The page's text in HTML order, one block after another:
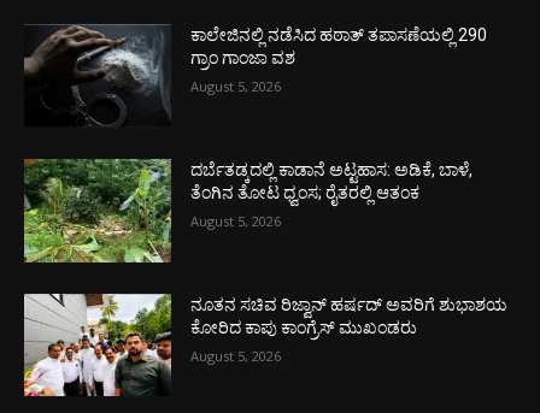
ಕಾಲೇಜಿನಲ್ಲಿ ನಡೆಸಿದ ಹಠಾತ್ ತಪಾಸಣೆಯಲ್ಲಿ 290
ಗ್ರಾಂ ಗಾಂಜಾ ವಶ
August 5, 2026
ದರ್ಬೆತಡ್ಕದಲ್ಲಿ ಕಾಡಾನೆ ಅಟ್ಟಹಾಸ: ಅಡಿಕೆ, ಬಾಳೆ,
ತೆಂಗಿನ ತೋಟ ಧ್ವಂಸ; ರೈತರಲ್ಲಿ ಆತಂಕ
August 5, 2026
ನೂತನ ಸಚಿವ ರಿಜ್ವಾನ್ ಹರ್ಷದ್ ಅವರಿಗೆ ಶುಭಾಶಯ
ಕೋರಿದ ಕಾಪು ಕಾಂಗ್ರೆಸ್ ಮುಖಂಡರು
August 5, 2026